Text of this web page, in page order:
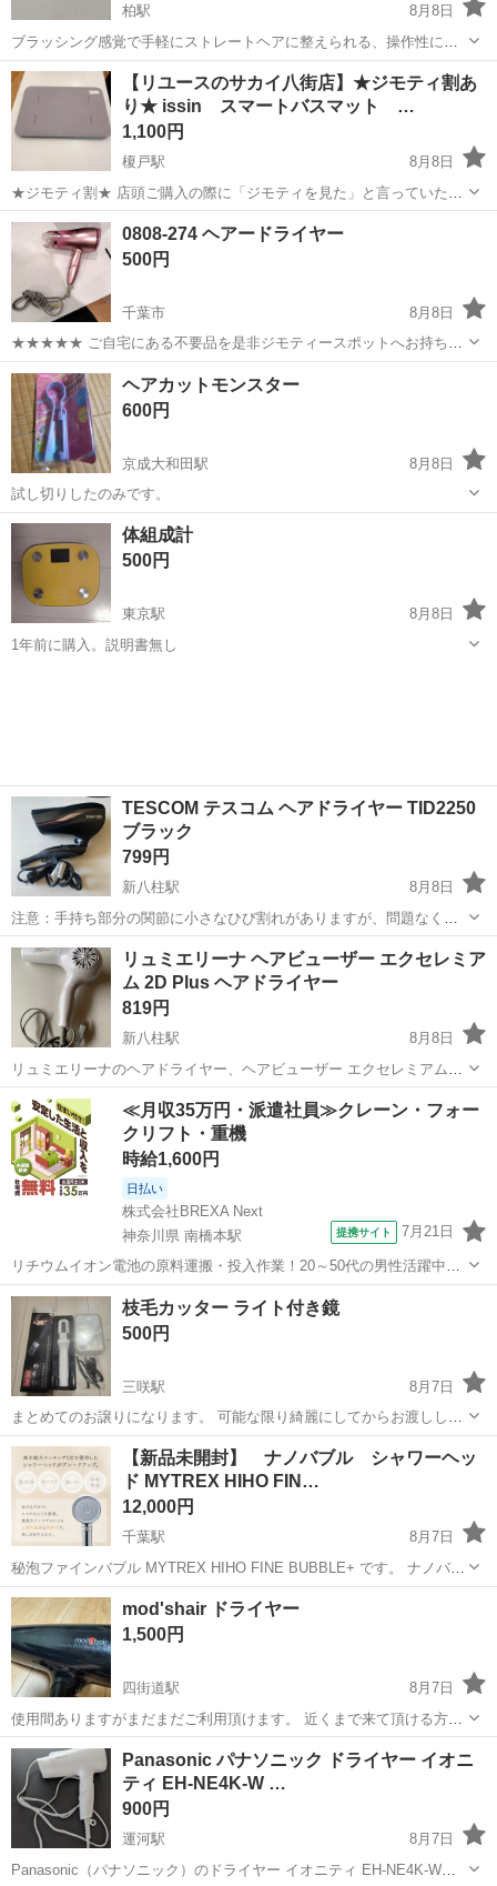
柏駅
8月8日
ブラッシング感覚で手軽にストレートヘアに整えられる、操作性に優
れたヘアアイロンブラシです。 本商品で髪が綺麗になる動画をみて購
入していました。 ロングの髪に適していると思われますが、短髪にし
てしまったので長らくしまいこんでい...
千葉 柏市 柏駅 美容家電
【リユースのサカイ八街店】★ジモティ割あ
り★ issin スマートバスマット …
1,100円
榎戸駅
8月8日
★ジモティ割★ 店頭ご購入の際に「ジモティを見た」と言っていただ
くとジモティ限定価格（掲載価格の10%OFF）でご購入が可能です。
ぜひ店頭にてスタッフまでお伝えくださいませ。 ---------------------...
千葉 八街市 美容家電 サカイ
0808-274 ヘアードライヤー
500円
千葉市
8月8日
★★★★★ ご自宅にある不要品を是非ジモティースポットへお持ち込
みしませんか？ 家電、趣味・スポーツ・レジャー用品、こども用品、
衣料服飾品、生活雑貨、家具、本、CD・DVDなどが無料でまとめて持
ち込めます！ ※詳細はこ...
千葉 千葉市 美容家電 ヘアードライヤー
ヘアカットモンスター
600円
京成大和田駅
8月8日
試し切りしたのみです。
千葉 八千代市 京成大和田駅
体組成計
500円
東京駅
8月8日
1年前に購入。説明書無し
TESCOM テスコム ヘアドライヤー TID2250
ブラック
799円
新八柱駅
8月8日
注意：手持ち部分の関節に小さなひび割れがありますが、問題なく使
用できます。詳しくは最後の写真をご確認ください。 テスコムのヘア
ドライヤー、TID2250です。 動作確認済みで、問題なく使用できま
す。 本体に目立った傷や汚れ...
千葉 松戸市 新八柱駅 美容家電 ヘアドライヤー
リュミエリーナ ヘアビューザー エクセレミア
ム 2D Plus ヘアドライヤー
819円
新八柱駅
8月8日
リュミエリーナのヘアドライヤー、ヘアビューザー エクセレミアムで
す。 使用に伴う多少の小傷はありますが、動作に問題はなく、まだま
だお使いいただけます。 風量も強く、髪をいたわりながら乾かすこと
ができます。 【ブランド】リュ...
千葉 松戸市 新八柱駅 美容家電
≪月収35万円・派遣社員≫クレーン・フォー
クリフト・重機
時給1,600円
日払い
株式会社BREXA Next
神奈川県 南橋本駅
提携サイト 7月21日
リチウムイオン電池の原料運搬・投入作業！20～50代の男性活躍中★
ワンルーム寮完備！赴任旅費会社負担！年間休日130日★フォークリフ
ト免許お持ちの方、活躍中！就業先食堂利用可★《神奈川県相模原
市》 人気の工場のお仕事 ◇電...
神奈川 相模原市 南橋本駅 その他
枝毛カッター ライト付き鏡
500円
三咲駅
8月7日
まとめてのお譲りになります。 可能な限り綺麗にしてからお渡ししま
すが 使用していたものなので 短い髪の毛などがついている可能性があ
ります。 ご理解の上お取引お願いします。
千葉 船橋市 三咲駅 美容家電 カッター
【新品未開封】 ナノバブル シャワーヘッ
ド MYTREX HIHO FIN…
12,000円
千葉駅
8月7日
秘泡ファインバブル MYTREX HIHO FINE BUBBLE+ です。 ナノバブ
ルのシャワーヘッドです。 需要がなければ知人にあげる予定です。
【商品説明】 1分間に約1,081億個の泡量 楽天総合ランキング...
千葉 千葉市 美容家電
mod'shair ドライヤー
1,500円
四街道駅
8月7日
使用間ありますがまだまだご利用頂けます。 近くまで来て頂ける方お
願い致します。
千葉 四街道市 美容家電
Panasonic パナソニック ドライヤー イオニ
ティ EH-NE4K-W …
900円
運河駅
8月7日
Panasonic（パナソニック）のドライヤー イオニティ EH-NE4K-Wで